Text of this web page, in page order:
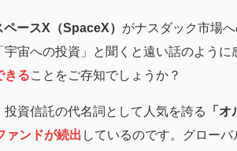
ースX（SpaceX） がナスダック市場
宙への投資」と聞くと遠い話のよう
きることをご存知でしょうか？
投資信託の代名詞として人気を誇る 「
ァンドが続出 しているのです。グロー